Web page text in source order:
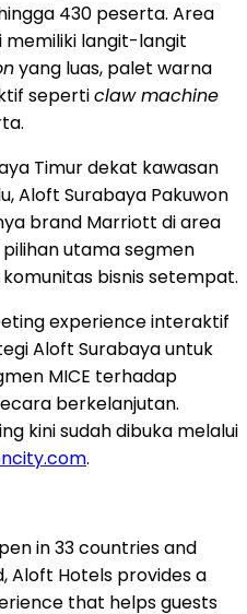
430 peserta. Area
memiliki langit-langit
yang luas, palet warna
seperticlaw machine
Timur dekat kawasan
Aloft Surabaya Pakuwon
brand Marriott di area
utama segmen
bisnis setempat.
experience interaktif
Aloft Surabaya untuk
MICE terhadap
berkelanjutan.
kini sudah dibuka melalui
.
in 33 countries and
Aloft Hotels provides a
that helps guests